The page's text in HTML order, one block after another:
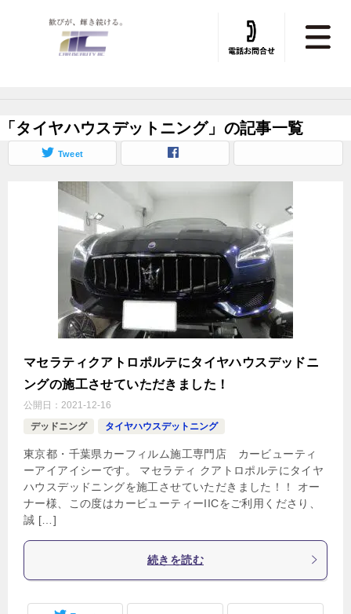
トータルカービューティIIC TOP デッドニング» デッドニング施工実績
「タイヤハウスデットニング」の記事一覧
Tweet
マセラティクアトロポルテにタイヤハウスデッドニ
ングの施工させていただきました！
公開日： 2021-12-16
デッドニング
タイヤハウスデットニング
東京都・千葉県カーフィルム施工専門店 カービューティ
ーアイアイシーです。 マセラティ クアトロポルテにタイヤ
ハウスデッドニングを施工させていただきました！！ オー
ナー様、この度はカービューティーIICをご利用くださり、
誠 […]
続きを読む